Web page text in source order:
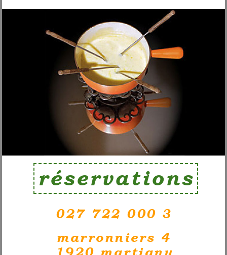
réservations
027 722 000 3
marronniers 4
1920 martigny